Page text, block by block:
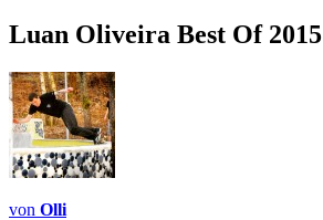
Luan Oliveira Best Of 2015
von Olli